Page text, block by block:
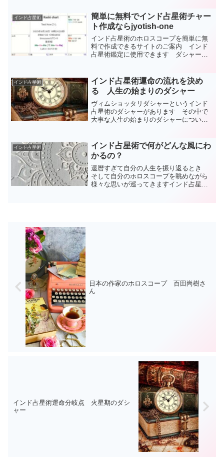
インド占星術
簡単に無料でインド占星術チャー
ト作成ならjyotish-one
インド占星術のホロスコープを簡単に無
料で作成できるサイトのご案内 インド
占星術鑑定に使用できます ダシャーも
サイトは他にありません 神サイトです
インド占星術
インド占星術運命の流れを決め
る 人生の始まりのダシャー
ヴィムショッタリダシャーというインド
占星術のダシャーがあります その中で
大事な人生の始まりのダシャーについて
インド占星術
インド占星術で何がどんな風にわ
かるの？
還暦すぎて自分の人生を振り返るとき
そして自分のホロスコープを眺めながら
様々な思いが巡ってきますインド占星術
日本の作家のホロスコープ 百田尚樹さ
ん
インド占星術運命分岐点 火星期のダシ
ャー